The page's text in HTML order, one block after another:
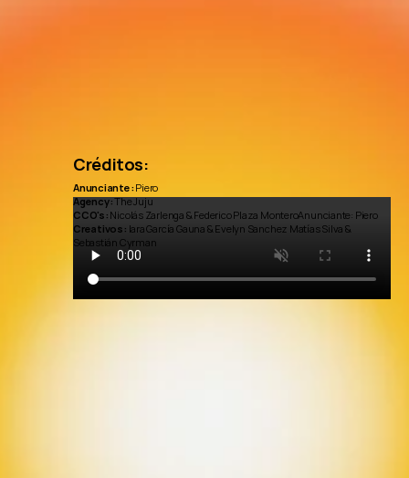
Créditos:
Anunciante: Piero
Agency: The Juju
CCO's: Nicolás Zarlenga & Federico Plaza MonteroAnunciante: Piero
Creativos: Iara García Gauna & Evelyn Sanchez Matías Silva &
Sebastián Cyrman